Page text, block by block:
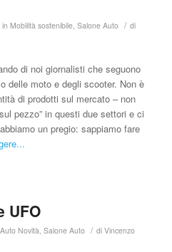
in Mobilità sostenibile, Salone Auto / di
di noi giornalisti che seguono
delle moto e degli scooter. Non è
di prodotti sul mercato – non
pezzo” in questi due settori e ci
un pregio: sappiamo fare
UFO
Auto Novità, Salone Auto / di Vincenzo